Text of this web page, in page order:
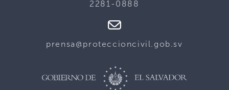
2281-0888
prensa@proteccioncivil.gob.sv